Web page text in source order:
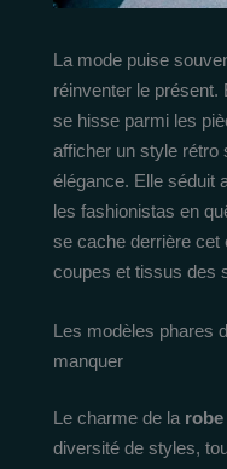
La mode puise
réinventer le présent.
se hisse parmi les
afficher un style rétro
élégance. Elle séduit
les fashionistas en
se cache derrière cet
coupes et tissus des
Les modèles phares
manquer
Le charme de la robe
diversité de styles,